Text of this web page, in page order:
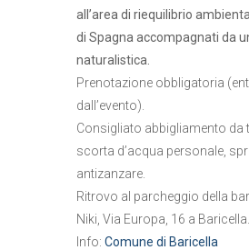
all’area di riequilibrio
di Spagna accompagnati da
naturalistica.
Prenotazione obbligatoria
dall’evento).
Consigliato abbigliamento da
scorta d’acqua personale,
antizanzare.
Ritrovo al parcheggio della
Niki, Via Europa, 16 a Baricella.
Info: Comune di Baricella